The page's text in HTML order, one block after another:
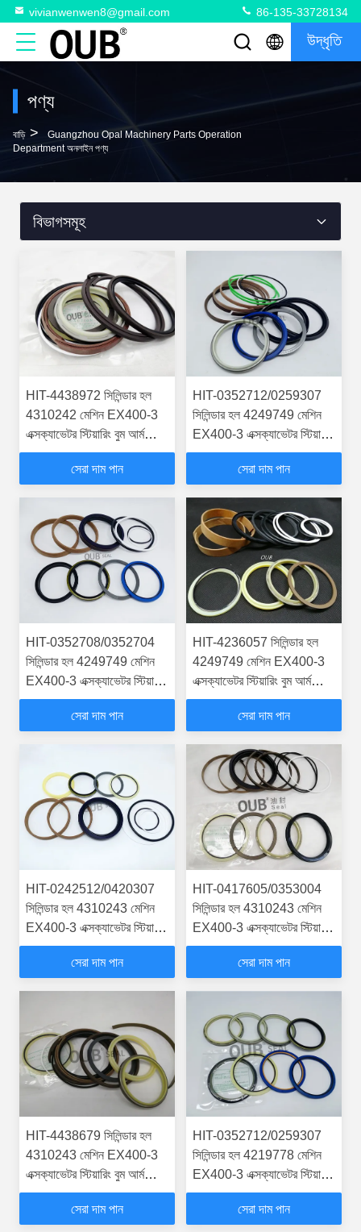
vivianwenwen8@gmail.com 86-135-33728134
উদ্ধৃতি
পণ্য
বাড়ি >
Guangzhou Opal Machinery Parts Operation
Department অনলাইন পণ্য
বিভাগসমূহ
HIT-4438972 সিলিন্ডার হল
4310242 মেশিন EX400-3
এক্সক্যাভেটর স্টিয়ারিং বুম আর্ম
বাকার সিল কিটস হাইড্রোলিক
সেরা দাম পান
HIT-0352712/0259307
সিলিন্ডার হল 4249749 মেশিন
EX400-3 এক্সক্যাভেটর স্টিয়ারিং
বুম আর্ম বাকার সিল কিটস
হাইড্রোলিক সিলিন্ডার
সেরা দাম পান
HIT-0352708/0352704
সিলিন্ডার হল 4249749 মেশিন
EX400-3 এক্সক্যাভেটর স্টিয়ারিং
বুম আর্ম বাকার সিল কিটস
হাইড্রোলিক সিলিন্ডার
সেরা দাম পান
HIT-4236057 সিলিন্ডার হল
4249749 মেশিন EX400-3
এক্সক্যাভেটর স্টিয়ারিং বুম আর্ম
বাকার সিল কিটস হাইড্রোলিক
সেরা দাম পান
HIT-0242512/0420307
সিলিন্ডার হল 4310243 মেশিন
EX400-3 এক্সক্যাভেটর স্টিয়ারিং
বুম আর্ম বাকার সিল কিটস
হাইড্রোলিক সিলিন্ডার
সেরা দাম পান
HIT-0417605/0353004
সিলিন্ডার হল 4310243 মেশিন
EX400-3 এক্সক্যাভেটর স্টিয়ারিং
বুম আর্ম বাকার সিল কিটস
হাইড্রোলিক সিলিন্ডার
সেরা দাম পান
HIT-4438679 সিলিন্ডার হল
4310243 মেশিন EX400-3
এক্সক্যাভেটর স্টিয়ারিং বুম আর্ম
বাকার সিল কিটস হাইড্রোলিক
সেরা দাম পান
HIT-0352712/0259307
সিলিন্ডার হল 4219778 মেশিন
EX400-3 এক্সক্যাভেটর স্টিয়ারিং
বুম আর্ম বাকার সিল কিটস
হাইড্রোলিক সিলিন্ডার
সেরা দাম পান